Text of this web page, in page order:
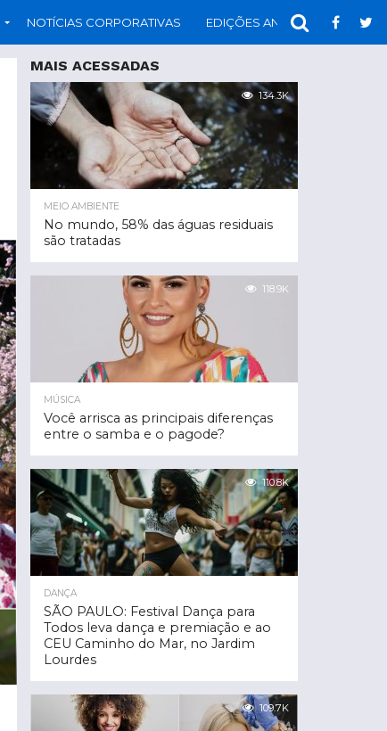
NOTÍCIAS CORPORATIVAS EDIÇÕES ANTERIORES
MAIS ACESSADAS
134.3K
MEIO AMBIENTE
No mundo, 58% das águas residuais
são tratadas
118.9K
MÚSICA
Você arrisca as principais diferenças
entre o samba e o pagode?
110.8K
DANÇA
SÃO PAULO: Festival Dança para
Todos leva dança e premiação e ao
CEU Caminho do Mar, no Jardim
Lourdes
109.7K